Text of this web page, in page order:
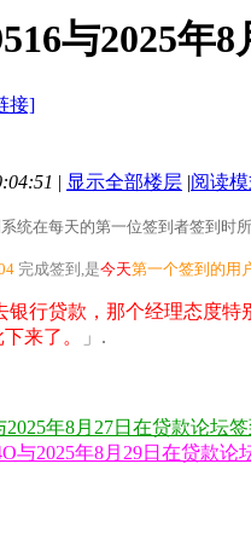
与2025年
接]
| 显示全部楼层 |阅读
统在每天的第一位签到者签到时
完成签到,是今天第一个签到的用
银行贷款，那个经理态度
来了。​
」.
2025年8月27日在贷款论坛
与2025年8月29日在贷款论